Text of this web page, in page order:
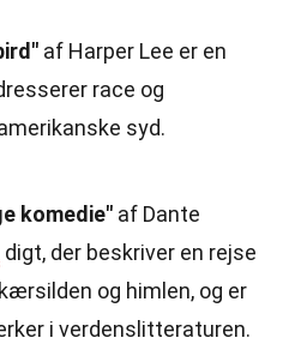
af Harper Lee er en
race og
syd.
komedie" af Dante
digt, der beskriver en rejse
og himlen, og er
i verdenslitteraturen.